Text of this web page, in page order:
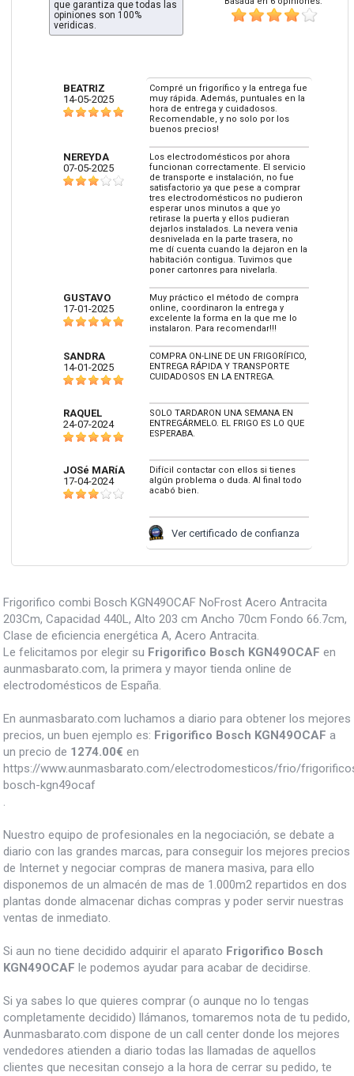
que garantiza que todas las
opiniones son 100%
veridicas.
BEATRIZ
14-05-2025
Compré un frigorífico y la entrega fue
muy rápida. Además, puntuales en la
hora de entrega y cuidadosos.
Recomendable, y no solo por los
buenos precios!
NEREYDA
07-05-2025
Los electrodomésticos por ahora
funcionan correctamente. El servicio
de transporte e instalación, no fue
satisfactorio ya que pese a comprar
tres electrodomésticos no pudieron
esperar unos minutos a que yo
retirase la puerta y ellos pudieran
dejarlos instalados. La nevera venia
desnivelada en la parte trasera, no
me dí cuenta cuando la dejaron en la
habitación contigua. Tuvimos que
poner cartonres para nivelarla.
GUSTAVO
17-01-2025
Muy práctico el método de compra
online, coordinaron la entrega y
excelente la forma en la que me lo
instalaron. Para recomendar!!!
SANDRA
14-01-2025
COMPRA ON-LINE DE UN FRIGORÍFICO,
ENTREGA RÁPIDA Y TRANSPORTE
CUIDADOSOS EN LA ENTREGA.
RAQUEL
24-07-2024
SOLO TARDARON UNA SEMANA EN
ENTREGÁRMELO. EL FRIGO ES LO QUE
ESPERABA.
JOSé MARíA
17-04-2024
Difícil contactar con ellos si tienes
algún problema o duda. Al final todo
acabó bien.
Ver certificado de confianza
Frigorifico combi Bosch KGN49OCAF NoFrost Acero Antracita
203Cm, Capacidad 440L, Alto 203 cm Ancho 70cm Fondo 66.7cm,
Clase de eficiencia energética A, Acero Antracita.
Le felicitamos por elegir su Frigorifico Bosch KGN49OCAF en
aunmasbarato.com, la primera y mayor tienda online de
electrodomésticos de España.
En aunmasbarato.com luchamos a diario para obtener los mejores
precios, un buen ejemplo es: Frigorifico Bosch KGN49OCAF a
un precio de 1274.00€ en
https://www.aunmasbarato.com/electrodomesticos/frio/
bosch-kgn49ocaf
.
Nuestro equipo de profesionales en la negociación, se debate a
diario con las grandes marcas, para conseguir los mejores precios
de Internet y negociar compras de manera masiva, para ello
disponemos de un almacén de mas de 1.000m2 repartidos en dos
plantas donde almacenar dichas compras y poder servir nuestras
ventas de inmediato.
Si aun no tiene decidido adquirir el aparato Frigorifico Bosch
KGN49OCAF le podemos ayudar para acabar de decidirse.
Si ya sabes lo que quieres comprar (o aunque no lo tengas
completamente decidido) llámanos, tomaremos nota de tu pedido,
Aunmasbarato.com dispone de un call center donde los mejores
vendedores atienden a diario todas las llamadas de aquellos
clientes que necesitan consejo a la hora de cerrar su pedido, te